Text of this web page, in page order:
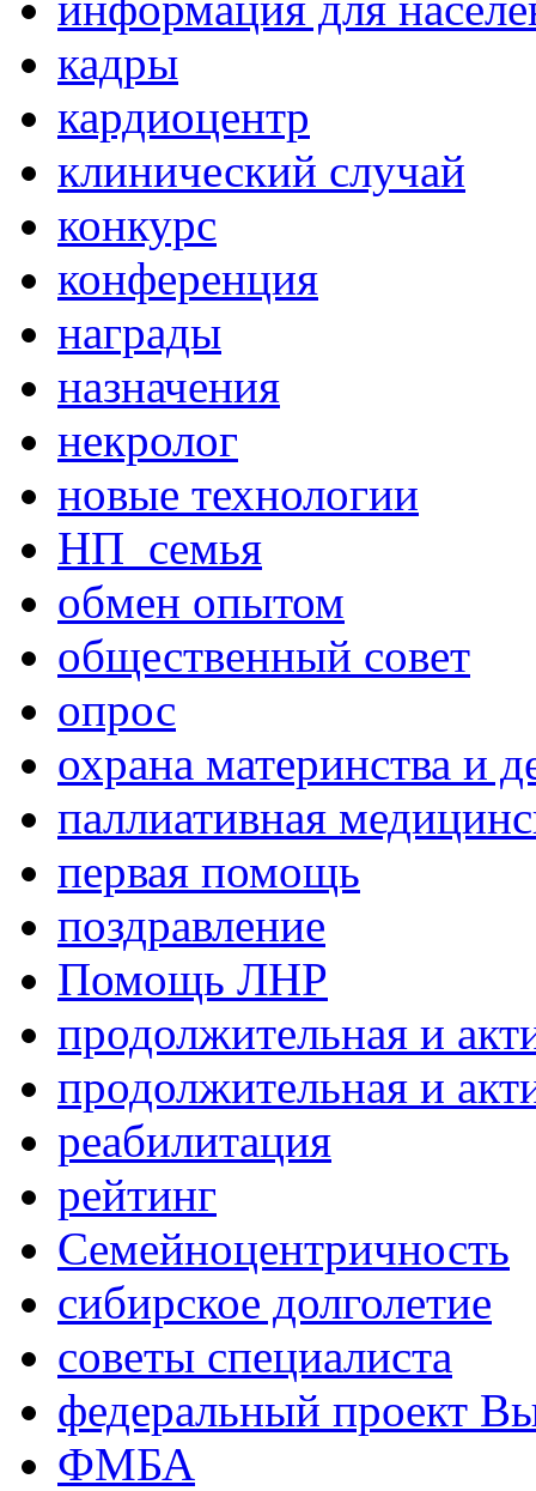
кадры
кардиоцентр
клинический случай
конкурс
конференция
награды
назначения
некролог
новые технологии
НП_семья
обмен опытом
общественный совет
опрос
охрана материнства и
паллиативная
первая помощь
поздравление
Помощь ЛНР
продолжительная и
продолжительная и
реабилитация
рейтинг
Семейноцентричность
сибирское долголетие
советы специалиста
федеральный проект
ФМБА